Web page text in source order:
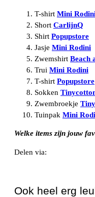
T-shirt Mini
Short CarlijnQ
Shirt Popupstore
Jasje Mini Rodini
Zwemshirt Beach
Trui Mini Rodini
T-shirt Popupstore
Sokken
Zwembroekje
Tuinpak Mini
Welke items zijn jouw
Delen via:
Ook heel erg